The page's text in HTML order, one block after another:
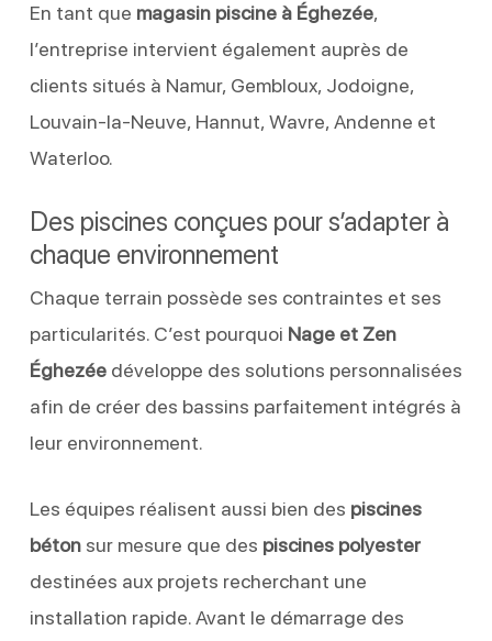
En tant que magasin piscine à Éghezée,
l’entreprise intervient également auprès de
clients situés à Namur, Gembloux, Jodoigne,
Louvain-la-Neuve, Hannut, Wavre, Andenne et
Waterloo.
Des piscines conçues pour s’adapter à
chaque environnement
Chaque terrain possède ses contraintes et ses
particularités. C’est pourquoi Nage et Zen
Éghezéedéveloppe des solutions personnalisées
afin de créer des bassins parfaitement intégrés à
leur environnement.
Les équipes réalisent aussi bien des piscines
bétonsur mesure que des piscines polyester
destinées aux projets recherchant une
installation rapide. Avant le démarrage des